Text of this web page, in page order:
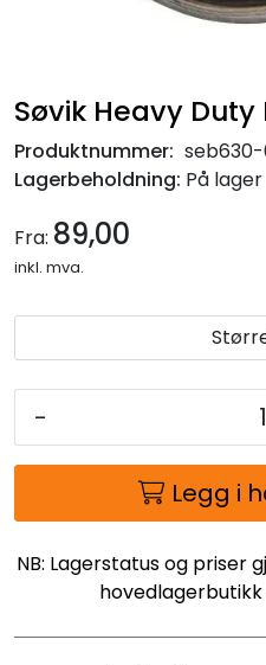
Søvik Heavy Duty
Produktnummer:
Lagerbeholdning: På lager
Fra: 89,00
inkl. mva.
-
Legg i
NB: Lagerstatus og priser